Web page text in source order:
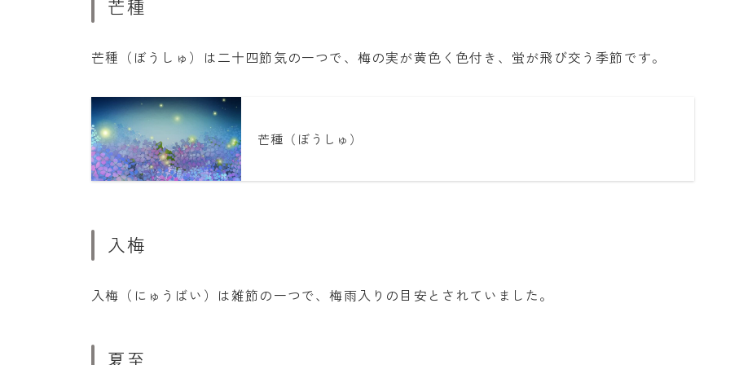
芒種
芒種（ぼうしゅ）は二十四節気の一つで、梅の実が黄色く色付き、蛍が飛び交う季節です。
芒種（ぼうしゅ）
入梅
入梅（にゅうばい）は雑節の一つで、梅雨入りの目安とされていました。
夏至